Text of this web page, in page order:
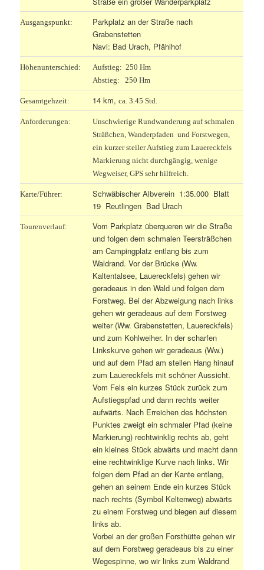
Ausgangspunkt: Parkplatz an der Straße nach
Grabenstetten
Navi: Bad Urach, Pfählhof
Höhenunterschied:
Aufstieg: 250 Hm
Abstieg: 250 Hm
Gesamtgehzeit: 14 km,ca. 3.45 Std.
Anforderungen:
Unschwierige Rundwanderung auf schmalen
Sträßchen, Wanderpfaden und Forstwegen,
ein kurzer steiler Aufstieg zum Lauereckfels
Markierung nicht durchgängig, wenige
Wegweiser, GPS sehr hilfreich.
Karte/Führer:
Schwäbischer Albverein 1:35.000 Blatt
19 Reutlingen Bad Urach
Tourenverlauf:
Vom Parkplatz überqueren wir die Straße
und folgen dem schmalen Teersträßchen
am Campingplatz entlang bis zum
Waldrand. Vor der Brücke (Ww.
Kaltentalsee, Lauereckfels) gehen wir
geradeaus in den Wald und folgen dem
Forstweg. Bei der Abzweigung nach links
gehen wir geradeaus auf dem Forstweg
weiter (Ww. Grabenstetten, Lauereckfels)
und zum Kohlweiher. In der scharfen
Linkskurve gehen wir geradeaus (Ww.)
und auf dem Pfad am steilen Hang hinauf
zum Lauereckfels mit schöner Aussicht.
Vom Fels ein kurzes Stück zurück zum
Aufstiegspfad und dann rechts weiter
aufwärts. Nach Erreichen des höchsten
Punktes zweigt ein schmaler Pfad (keine
Markierung) rechtwinklig rechts ab, geht
ein kleines Stück abwärts und macht dann
eine rechtwinklige Kurve nach links. Wir
folgen dem Pfad an der Kante entlang,
gehen an seinem Ende ein kurzes Stück
nach rechts (Symbol Keltenweg) abwärts
zu einem Forstweg und biegen auf diesem
links ab.
Vorbei an der großen Forsthütte gehen wir
auf dem Forstweg geradeaus bis zu einer
Wegespinne, wo wir links zum Waldrand